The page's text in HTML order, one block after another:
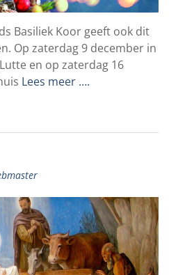
Basiliek Koor geeft ook dit
Op zaterdag 9 december in
en op zaterdag 16
Lees meer ….